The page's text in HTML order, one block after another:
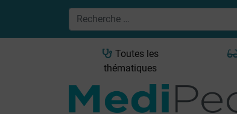
Toutes les
thématiques